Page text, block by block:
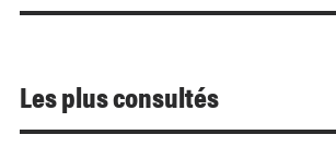
Les plus consultés